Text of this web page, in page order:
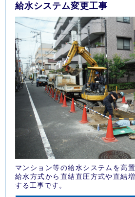
給水システム変更工事
マンション等の給水システムを高
給水方式から直結直圧方式や直結
する工事です。